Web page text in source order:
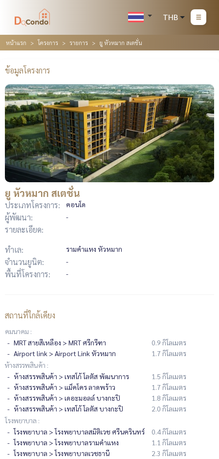
THB
หน้าแรก โครงการ รายการ ยู หัวหมาก สเตชั่น
ข้อมูลโครงการ
ยู หัวหมาก สเตชั่น
ประเภทโครงการ: คอนโด
ผู้พัฒนา: -
รายละเอียด:
ทำเล:
รามคำแหง หัวหมาก
จำนวนยูนิต: -
พื้นที่โครงการ: -
สถานที่ใกล้เคียง
คมนาคม :
MRT สายสีเหลือง > MRT ศรีกรีฑา
0.9 กิโลเมตร
Airport link > Airport Link หัวหมาก
1.7 กิโลเมตร
ห้างสรรพสินค้า :
ห้างสรรพสินค้า > เทสโก้ โลตัส​ พัฒนาการ
1.5 กิโลเมตร
ห้างสรรพสินค้า > แม็คโคร ลาดพร้าว
1.7 กิโลเมตร
ห้างสรรพสินค้า > เดอะมอลล์ บางกะปิ
1.8 กิโลเมตร
ห้างสรรพสินค้า > เทสโก้ โลตัส บางกะปิ
2.0 กิโลเมตร
โรงพยาบาล :
โรงพยาบาล > โรงพยาบาลสมิติเวช ศรีนครินทร์
0.4 กิโลเมตร
โรงพยาบาล > โรงพยาบาลรามคำแหง
1.1 กิโลเมตร
โรงพยาบาล > โรงพยาบาลเวชธานี
2.3 กิโลเมตร